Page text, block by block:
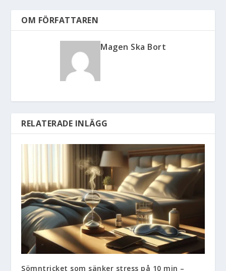
OM FÖRFATTAREN
Magen Ska Bort
RELATERADE INLÄGG
Sömntricket som sänker stress på 10 min –